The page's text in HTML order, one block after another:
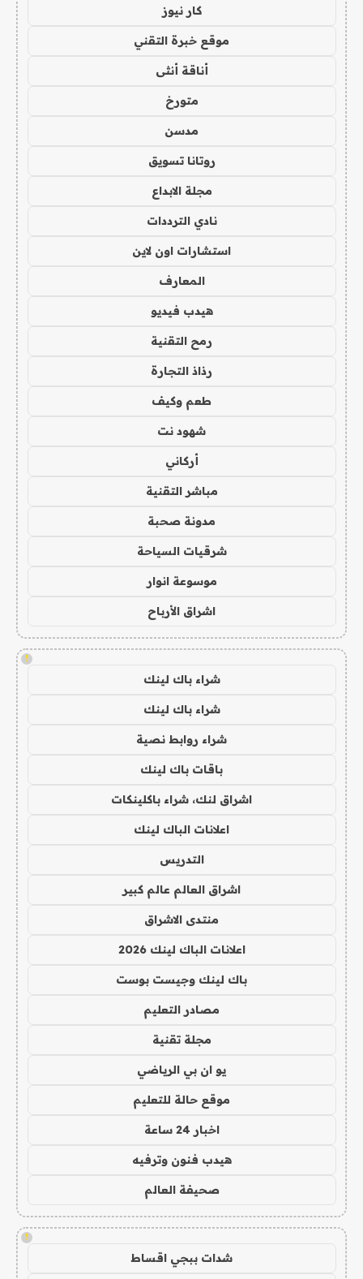
كار نيوز
موقع خبرة التقني
أناقة أنثى
متورخ
مدسن
روتانا تسويق
مجلة الابداع
نادي الترددات
استشارات اون لاين
المعارف
هيدب فيديو
رمح التقنية
رذاذ التجارة
طعم وكيف
شهود نت
أركاني
مباشر التقنية
مدونة صحبة
شرقيات السياحة
موسوعة انوار
اشراق الأرباح
!
شراء باك لينك
شراء باك لينك
شراء روابط نصية
باقات باك لينك
اشراق لنك، شراء باكلينكات
اعلانات الباك لينك
التدريس
اشراق العالم عالم كبير
منتدى الاشراق
اعلانات الباك لينك 2026
باك لينك وجيست بوست
مصادر التعليم
مجلة تقنية
يو ان بي الرياضي
موقع حالة للتعليم
اخبار 24 ساعة
هيدب فنون وترفيه
صحيفة العالم
!
شدات ببجي اقساط